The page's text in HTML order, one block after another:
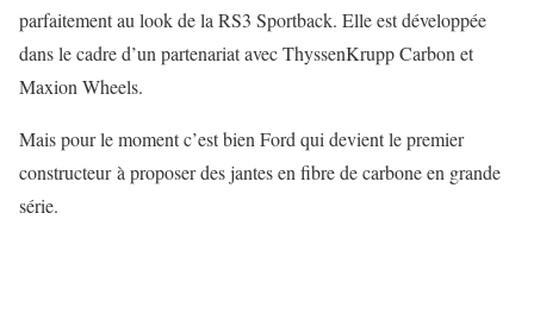
parfaitement au look de la RS3 Sportback. Elle est développée
dans le cadre d’un partenariat avec ThyssenKrupp Carbon et
Maxion Wheels.
Mais pour le moment c’est bien Ford qui devient le premier
constructeur à proposer des jantes en fibre de carbone en grande
série.